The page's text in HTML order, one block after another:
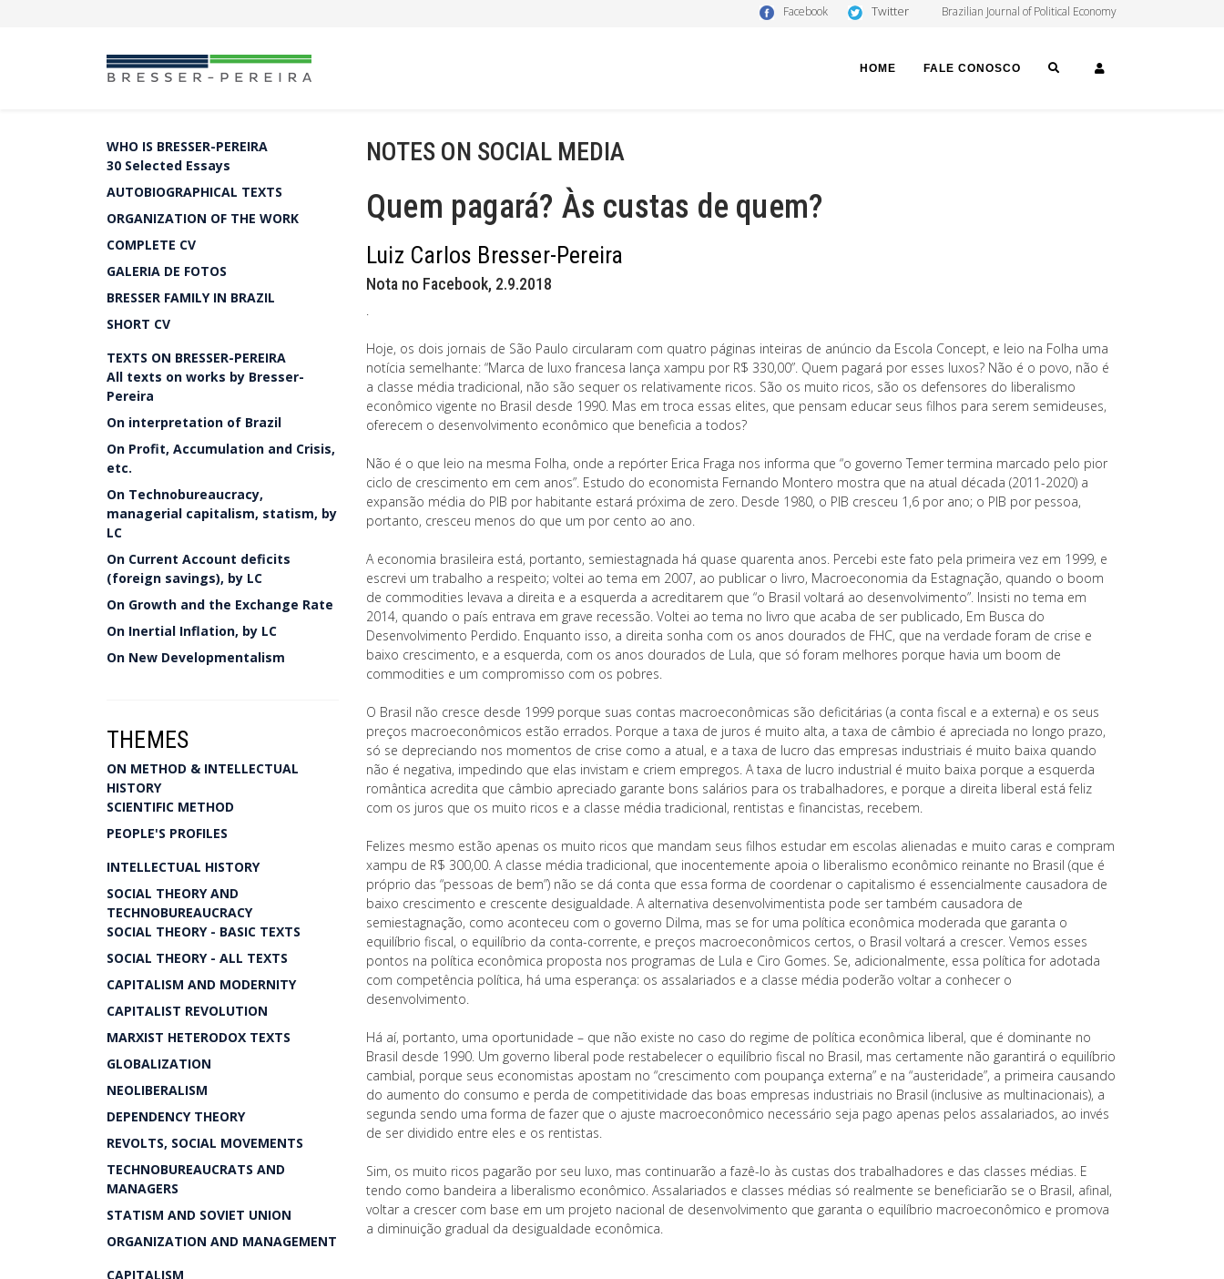
Facebook Twitter Brazilian Journal of Political Economy
HOME FALE CONOSCO SEARCH
WHO IS BRESSER-PEREIRA
30 Selected Essays
AUTOBIOGRAPHICAL TEXTS
ORGANIZATION OF THE WORK
COMPLETE CV
GALERIA DE FOTOS
BRESSER FAMILY IN BRAZIL
SHORT CV
TEXTS ON BRESSER-PEREIRA
All texts on works by Bresser-
Pereira
On interpretation of Brazil
On Profit, Accumulation and Crisis,
etc.
On Technobureaucracy,
managerial capitalism, statism, by
LC
On Current Account deficits
(foreign savings), by LC
On Growth and the Exchange Rate
On Inertial Inflation, by LC
On New Developmentalism
THEMES
ON METHOD & INTELLECTUAL
HISTORY
SCIENTIFIC METHOD
PEOPLE'S PROFILES
INTELLECTUAL HISTORY
SOCIAL THEORY AND
TECHNOBUREAUCRACY
SOCIAL THEORY - BASIC TEXTS
SOCIAL THEORY - ALL TEXTS
CAPITALISM AND MODERNITY
CAPITALIST REVOLUTION
MARXIST HETERODOX TEXTS
GLOBALIZATION
NEOLIBERALISM
DEPENDENCY THEORY
REVOLTS, SOCIAL MOVEMENTS
TECHNOBUREAUCRATS AND
MANAGERS
STATISM AND SOVIET UNION
ORGANIZATION AND MANAGEMENT
CAPITALISM
NOTES ON SOCIAL MEDIA
Quem pagará? Às custas de quem?
Luiz Carlos Bresser-Pereira
Nota no Facebook, 2.9.2018
.
Hoje, os dois jornais de São Paulo circularam com quatro páginas inteiras de anúncio da Escola Concept, e leio na Folha uma
notícia semelhante: “Marca de luxo francesa lança xampu por R$ 330,00”. Quem pagará por esses luxos? Não é o povo, não é
a classe média tradicional, não são sequer os relativamente ricos. São os muito ricos, são os defensores do liberalismo
econômico vigente no Brasil desde 1990. Mas em troca essas elites, que pensam educar seus filhos para serem semideuses,
oferecem o desenvolvimento econômico que beneficia a todos?
Não é o que leio na mesma Folha, onde a repórter Erica Fraga nos informa que “o governo Temer termina marcado pelo pior
ciclo de crescimento em cem anos”. Estudo do economista Fernando Montero mostra que na atual década (2011-2020) a
expansão média do PIB por habitante estará próxima de zero. Desde 1980, o PIB cresceu 1,6 por ano; o PIB por pessoa,
portanto, cresceu menos do que um por cento ao ano.
A economia brasileira está, portanto, semiestagnada há quase quarenta anos. Percebi este fato pela primeira vez em 1999, e
escrevi um trabalho a respeito; voltei ao tema em 2007, ao publicar o livro, Macroeconomia da Estagnação, quando o boom
de commodities levava a direita e a esquerda a acreditarem que “o Brasil voltará ao desenvolvimento”. Insisti no tema em
2014, quando o país entrava em grave recessão. Voltei ao tema no livro que acaba de ser publicado, Em Busca do
Desenvolvimento Perdido. Enquanto isso, a direita sonha com os anos dourados de FHC, que na verdade foram de crise e
baixo crescimento, e a esquerda, com os anos dourados de Lula, que só foram melhores porque havia um boom de
commodities e um compromisso com os pobres.
O Brasil não cresce desde 1999 porque suas contas macroeconômicas são deficitárias (a conta fiscal e a externa) e os seus
preços macroeconômicos estão errados. Porque a taxa de juros é muito alta, a taxa de câmbio é apreciada no longo prazo,
só se depreciando nos momentos de crise como a atual, e a taxa de lucro das empresas industriais é muito baixa quando
não é negativa, impedindo que elas invistam e criem empregos. A taxa de lucro industrial é muito baixa porque a esquerda
romântica acredita que câmbio apreciado garante bons salários para os trabalhadores, e porque a direita liberal está feliz
com os juros que os muito ricos e a classe média tradicional, rentistas e financistas, recebem.
Felizes mesmo estão apenas os muito ricos que mandam seus filhos estudar em escolas alienadas e muito caras e compram
xampu de R$ 300,00. A classe média tradicional, que inocentemente apoia o liberalismo econômico reinante no Brasil (que é
próprio das “pessoas de bem”) não se dá conta que essa forma de coordenar o capitalismo é essencialmente causadora de
baixo crescimento e crescente desigualdade. A alternativa desenvolvimentista pode ser também causadora de
semiestagnação, como aconteceu com o governo Dilma, mas se for uma política econômica moderada que garanta o
equilíbrio fiscal, o equilíbrio da conta-corrente, e preços macroeconômicos certos, o Brasil voltará a crescer. Vemos esses
pontos na política econômica proposta nos programas de Lula e Ciro Gomes. Se, adicionalmente, essa política for adotada
com competência política, há uma esperança: os assalariados e a classe média poderão voltar a conhecer o
desenvolvimento.
Há aí, portanto, uma oportunidade – que não existe no caso do regime de política econômica liberal, que é dominante no
Brasil desde 1990. Um governo liberal pode restabelecer o equilíbrio fiscal no Brasil, mas certamente não garantirá o equilíbrio
cambial, porque seus economistas apostam no “crescimento com poupança externa” e na “austeridade”, a primeira causando
do aumento do consumo e perda de competitividade das boas empresas industriais no Brasil (inclusive as multinacionais), a
segunda sendo uma forma de fazer que o ajuste macroeconômico necessário seja pago apenas pelos assalariados, ao invés
de ser dividido entre eles e os rentistas.
Sim, os muito ricos pagarão por seu luxo, mas continuarão a fazê-lo às custas dos trabalhadores e das classes médias. E
tendo como bandeira a liberalismo econômico. Assalariados e classes médias só realmente se beneficiarão se o Brasil, afinal,
voltar a crescer com base em um projeto nacional de desenvolvimento que garanta o equilíbrio macroeconômico e promova
a diminuição gradual da desigualdade econômica.